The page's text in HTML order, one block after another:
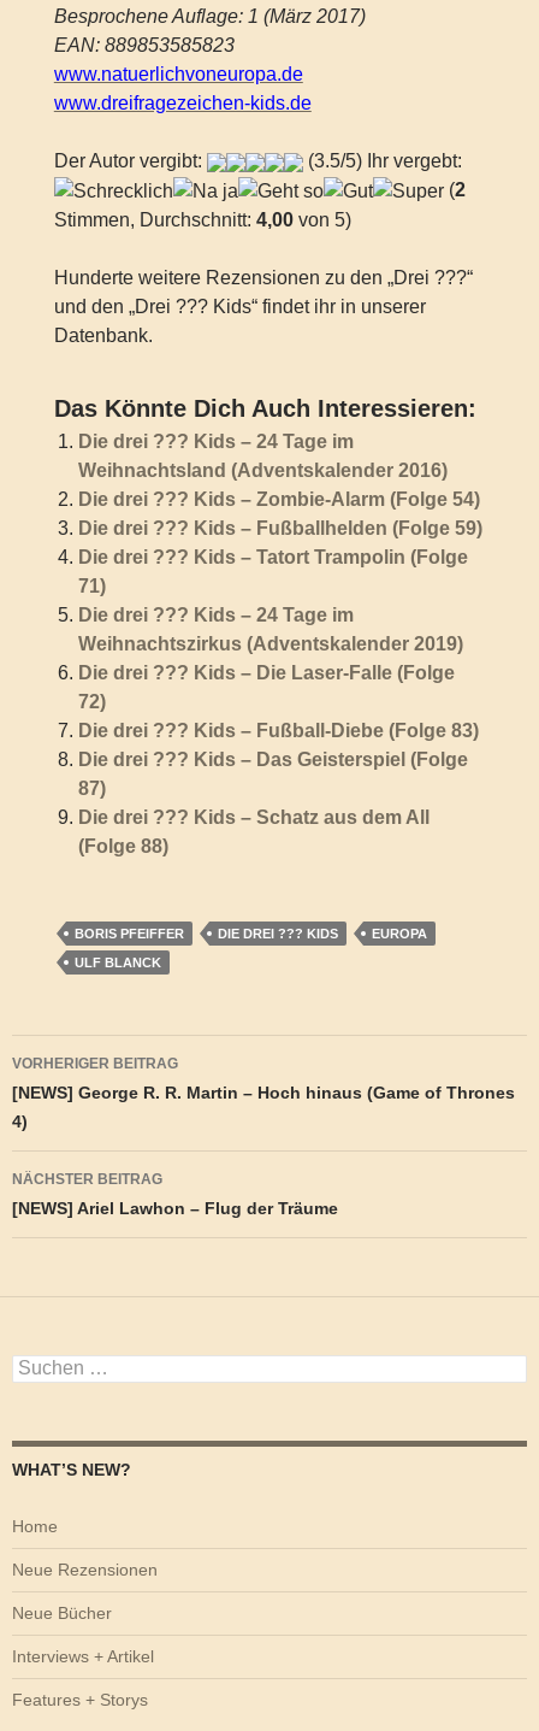
Besprochene Auflage: 1 (März 2017)
EAN: 889853585823
www.natuerlichvoneuropa.de
www.dreifragezeichen-kids.de
Der Autor vergibt:
(3.5/5) Ihr vergebt:
(2
Stimmen, Durchschnitt: 4,00von 5)
Hunderte weitere Rezensionen zu den „Drei ???“
und den „Drei ??? Kids“ findet ihr in unserer
Datenbank.
Das Könnte Dich Auch Interessieren:
Die drei ??? Kids – 24 Tage im
Weihnachtsland (Adventskalender 2016)
Die drei ??? Kids – Zombie-Alarm (Folge 54)
Die drei ??? Kids – Fußballhelden (Folge 59)
Die drei ??? Kids – Tatort Trampolin (Folge
71)
Die drei ??? Kids – 24 Tage im
Weihnachtszirkus (Adventskalender 2019)
Die drei ??? Kids – Die Laser-Falle (Folge
72)
Die drei ??? Kids – Fußball-Diebe (Folge 83)
Die drei ??? Kids – Das Geisterspiel (Folge
87)
Die drei ??? Kids – Schatz aus dem All
(Folge 88)
BORIS PFEIFFER DIE DREI ??? KIDS
EUROPA
ULF BLANCK
Beitragsnavigation
VORHERIGER BEITRAG
[NEWS] George R. R. Martin – Hoch hinaus (Game of Thrones
4)
NÄCHSTER BEITRAG
[NEWS] Ariel Lawhon – Flug der Träume
Suchen
nach:
WHAT’S NEW?
Home
Neue Rezensionen
Neue Bücher
Interviews + Artikel
Features + Storys